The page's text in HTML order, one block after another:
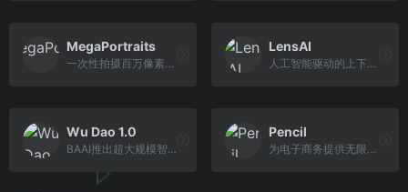
MegaPortraits
一次性拍摄百万像素的神经头像
LensAI
人工智能驱动的上下文计算机...
Wu Dao 1.0
BAAI推出超大规模智能模型
Pencil
为电子商务提供无限的广告创意